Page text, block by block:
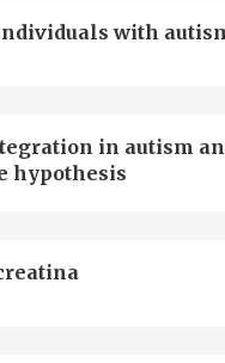
with
in autism
hypothesis